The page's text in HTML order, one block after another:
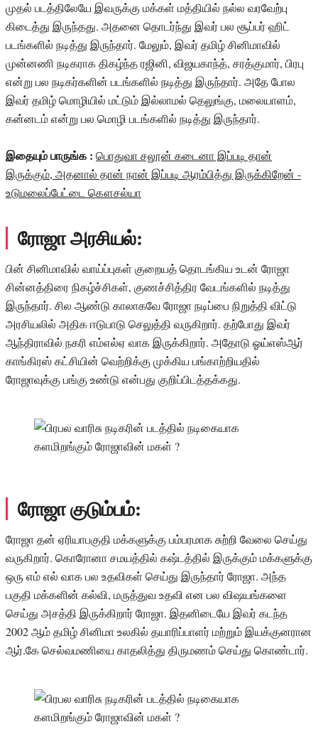
முதல் படத்திலேயே இவருக்கு மக்கள் மத்தியில் நல்ல வரவேற்பு
கிடைத்து இருந்தது. அதனை தொடர்ந்து இவர் பல சூப்பர் ஹிட்
படங்களில் நடித்து இருந்தார். மேலும், இவர் தமிழ் சினிமாவில்
முன்னணி நடிகராக திகழ்ந்த ரஜினி, விஜயகாந்த், சரத்குமார், பிரபு
என்று பல நடிகர்களின் படங்களில் நடித்து இருந்தார். அதே போல
இவர் தமிழ் மொழியில் மட்டும் இல்லாமல் தெலுங்கு, மலையாளம்,
கன்னடம் என்று பல மொழி படங்களில் நடித்து இருந்தார்.
இதையும் பாருங்க : பொதுவா சலூன் கடைனா இப்படி தான்
இருக்கும், அதனால் தான் நான் இப்படி ஆரம்பித்து இருக்கிறேன் -
உடுமலைப்பேட்டை கௌசல்யா
ரோஜா அரசியல்:
பின் சினிமாவில் வாய்ப்புகள் குறையத் தொடங்கிய உடன் ரோஜா
சின்னத்திரை நிகழ்ச்சிகள், குணச்சித்திர வேடங்களில் நடித்து
இருந்தார். சில ஆண்டு காலாகவே ரோஜா நடிப்பை நிறுத்தி விட்டு
அரசியலில் அதிக ஈடுபாடு செலுத்தி வருகிறார். தற்போது இவர்
ஆந்திராவில் நகரி எம்எல்ஏ வாக இருக்கிறார். அதோடு ஓய்எஸ்ஆர்
காங்கிரஸ் கட்சியின் வெற்றிக்கு முக்கிய பங்காற்றியதில்
ரோஜாவுக்கு பங்கு உண்டு என்பது குறிப்பிடத்தக்கது.
ரோஜா குடும்பம்:
ரோஜா தன் ஏரியாபகுதி மக்களுக்கு பம்பரமாக சுற்றி வேலை செய்து
வருகிறார். கொரோனா சமயத்தில் கஷ்டத்தில் இருக்கும் மக்களுக்கு
ஒரு எம் எல் வாக பல உதவிகள் செய்து இருந்தார் ரோஜா. அந்த
பகுதி மக்களின் கல்வி, மருத்துவ உதவி என பல விஷயங்களை
செய்து அசத்தி இருக்கிறார் ரோஜா. இதனிடையே இவர் கடந்த
2002 ஆம் தமிழ் சினிமா உலகில் தயாரிப்பாளர் மற்றும் இயக்குனரான
ஆர்.கே செல்வமணியை காதலித்து திருமணம் செய்து கொண்டார்.